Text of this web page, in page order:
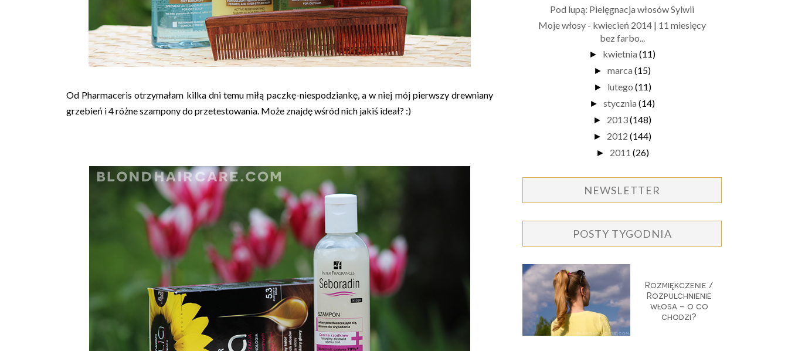
Od Pharmaceris otrzymałam kilka dni temu miłą paczkę-niespodziankę, a w niej mój pierwszy drewniany
grzebień i 4 różne szampony do przetestowania. Może znajdę wśród nich jakiś ideał? :)
Pod lupą: Pielęgnacja włosów Sylwii
Moje włosy - kwiecień 2014 | 11 miesięcy
bez farbo...
► kwietnia (11)
► marca (15)
► lutego (11)
► stycznia (14)
► 2013(148)
► 2012 (144)
► 2011 (26)
NEWSLETTER
POSTY TYGODNIA
Rozmiękczenie /
Rozpulchnienie
włosa - o co
chodzi?